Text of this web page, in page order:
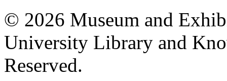
© 2026 Museum and
University Library and
Reserved.